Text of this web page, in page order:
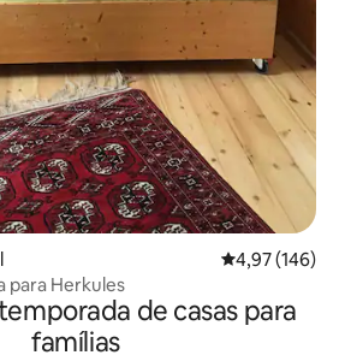
4,97 de uma
4,97 (146)
para Herkules
de casas para
famílias